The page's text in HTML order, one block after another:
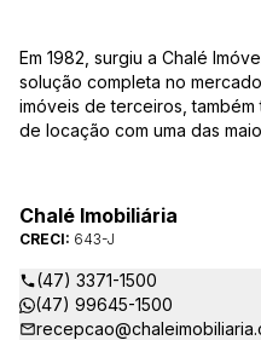
Em 1982, surgiu a Chalé
solução completa no
imóveis de terceiros,
de locação com uma das
Arte Imóveis. E também
Valores.
Chalé Imobiliária
CRECI: 643-J
(47) 3371-1500
(47) 99645-1500